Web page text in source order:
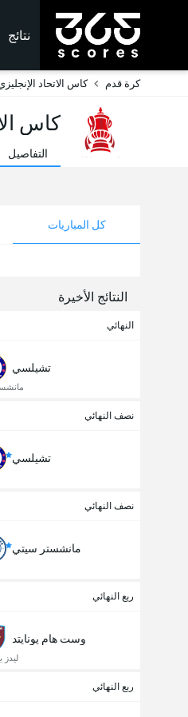
نتائج
كرة قدم كاس الاتحاد
كاس
التفاصيل
كل المباريات
النتائج الأخيرة
النهائي
تشيلسي
نصف النهائي
تشيلسي
نصف النهائي
مانشستر سيتي
ربع النهائي
وست هام يونايتد
ليدز
ربع النهائي